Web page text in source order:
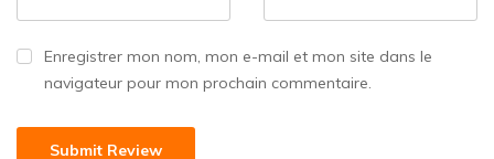
Enregistrer mon nom, mon e-mail et mon site dans le
navigateur pour mon prochain commentaire.